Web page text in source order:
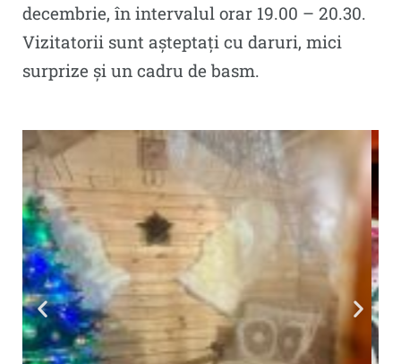
decembrie, în intervalul orar 19.00 – 20.30.
Vizitatorii sunt așteptați cu daruri, mici
surprize și un cadru de basm.